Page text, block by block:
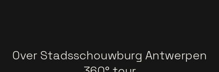
Over Stadsschouwburg Antwerpen